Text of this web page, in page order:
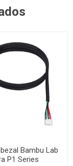
Bambu Lab
P1 Series